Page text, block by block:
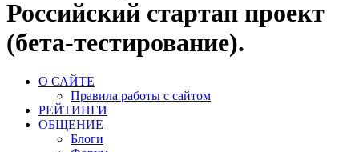
Российский стартап проект
(бета-тестирование).
О САЙТЕ
Правила работы с сайтом
РЕЙТИНГИ
ОБЩЕНИЕ
Блоги